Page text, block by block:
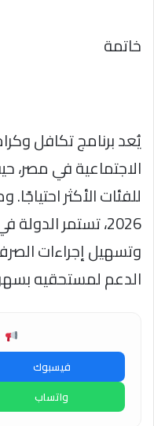
خاتمة
يُعد برنامج تكافل
الاجتماعية في مصر،
للفئات الأكثر
2026، تستمر
وتسهيل إجراءات
الدعم لمستحقيه
فيسبوك
واتساب